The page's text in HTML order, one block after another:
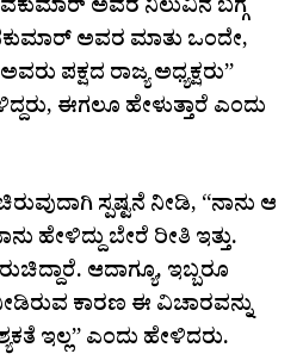
ಅವರ ನಿಲುವಿನ ಬಗ್ಗೆ
ಅವರ ಮಾತು ಒಂದೇ,
ಪಕ್ಷದ ರಾಜ್ಯ ಅಧ್ಯಕ್ಷರು”
ಈಗಲೂ ಹೇಳುತ್ತಾರೆ ಎಂದು
ಸ್ಪಷ್ಟನೆ ನೀಡಿ, “ನಾನು ಆ
ಹೇಳಿದ್ದು ಬೇರೆ ರೀತಿ ಇತ್ತು.
ಆದಾಗ್ಯೂ, ಇಬ್ಬರೂ
ಕಾರಣ ಈ ವಿಚಾರವನ್ನು
ಇಲ್ಲ” ಎಂದು ಹೇಳಿದರು.